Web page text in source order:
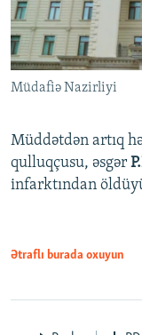
Müdafiə Nazirliyi
Müddətdən artıq
qulluqçusu, əsgər
infarktından
Ətraflı burada oxuyun